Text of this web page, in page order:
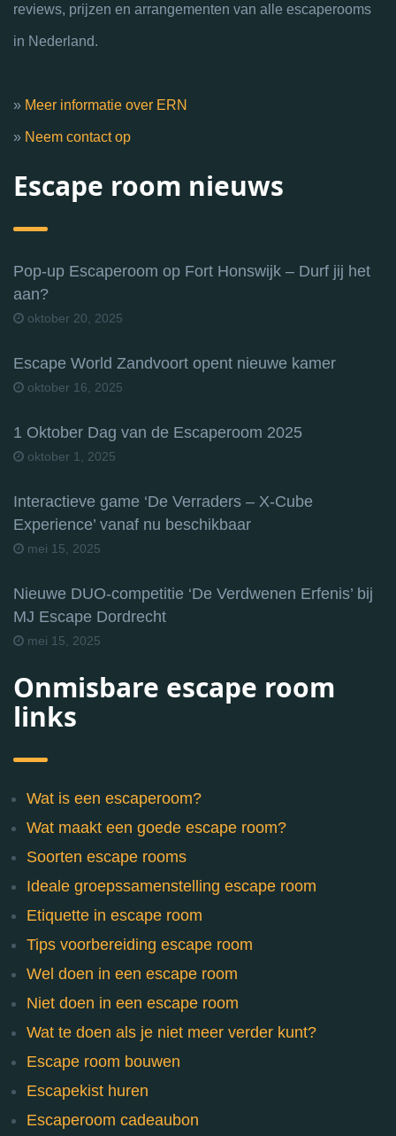
reviews, prijzen en arrangementen van alle escaperooms
in Nederland.
» Meer informatie over ERN
» Neem contact op
Escape room nieuws
Pop-up Escaperoom op Fort Honswijk – Durf jij het
aan?
oktober 20, 2025
Escape World Zandvoort opent nieuwe kamer
oktober 16, 2025
1 Oktober Dag van de Escaperoom 2025
oktober 1, 2025
Interactieve game ‘De Verraders – X-Cube
Experience’ vanaf nu beschikbaar
mei 15, 2025
Nieuwe DUO-competitie ‘De Verdwenen Erfenis’ bij
MJ Escape Dordrecht
mei 15, 2025
Onmisbare escape room
links
Wat is een escaperoom?
Wat maakt een goede escape room?
Soorten escape rooms
Ideale groepssamenstelling escape room
Etiquette in escape room
Tips voorbereiding escape room
Wel doen in een escape room
Niet doen in een escape room
Wat te doen als je niet meer verder kunt?
Escape room bouwen
Escapekist huren
Escaperoom cadeaubon